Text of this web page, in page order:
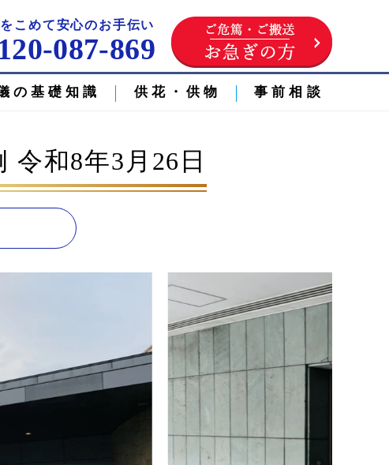
こめて安心のお手伝い
087-869
の基礎知識 供花・供物 事前相談
和8年3月26日